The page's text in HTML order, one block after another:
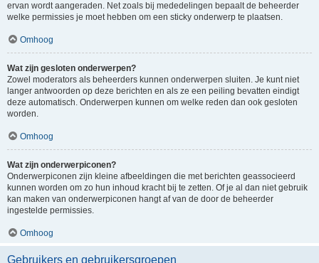
ervan wordt aangeraden. Net zoals bij mededelingen bepaalt de beheerder
welke permissies je moet hebben om een sticky onderwerp te plaatsen.
Omhoog
Wat zijn gesloten onderwerpen?
Zowel moderators als beheerders kunnen onderwerpen sluiten. Je kunt niet
langer antwoorden op deze berichten en als ze een peiling bevatten eindigt
deze automatisch. Onderwerpen kunnen om welke reden dan ook gesloten
worden.
Omhoog
Wat zijn onderwerpiconen?
Onderwerpiconen zijn kleine afbeeldingen die met berichten geassocieerd
kunnen worden om zo hun inhoud kracht bij te zetten. Of je al dan niet gebruik
kan maken van onderwerpiconen hangt af van de door de beheerder
ingestelde permissies.
Omhoog
Gebruikers en gebruikersgroepen